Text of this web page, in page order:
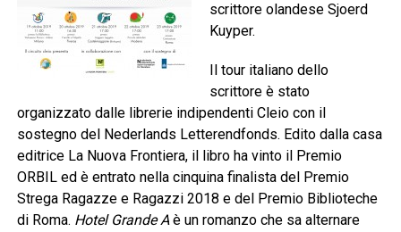
scrittore olandese Sjoerd
Kuyper.
Il tour italiano dello
scrittore è stato
organizzato dalle librerie indipendenti Cleio con il
sostegno del Nederlands Letterendfonds. Edito dalla casa
editrice La Nuova Frontiera, il libro ha vinto il Premio
ORBIL ed è entrato nella cinquina finalista del Premio
Strega Ragazze e Ragazzi 2018 e del Premio Biblioteche
di Roma. Hotel Grande Aè un romanzo che sa alternare